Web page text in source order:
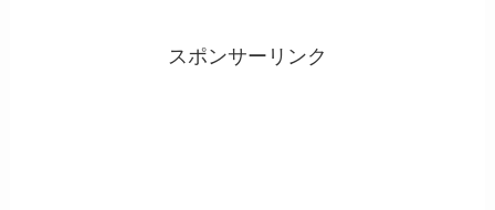
スポンサーリンク